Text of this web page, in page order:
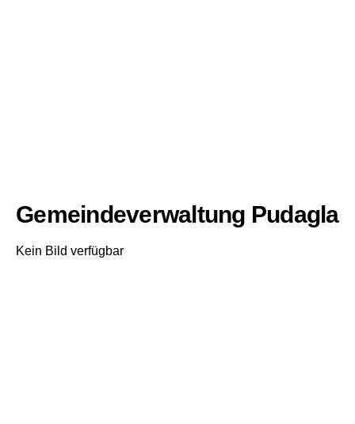
Gemeindeverwaltung Pudagla
Kein Bild verfügbar